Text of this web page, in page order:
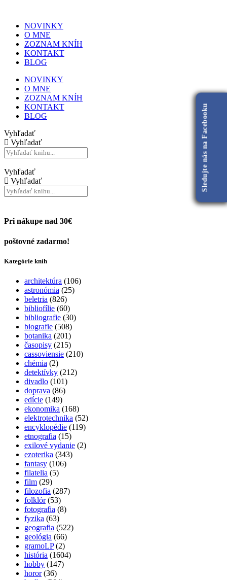
NOVINKY
O MNE
ZOZNAM KNÍH
KONTAKT
BLOG
NOVINKY
O MNE
ZOZNAM KNÍH
KONTAKT
BLOG
Vyhľadať
Vyhľadať
Vyhľadať
Vyhľadať
Pri nákupe nad 30€
poštovné zadarmo!
Kategórie kníh
architektúra (106)
astronómia (25)
beletria (826)
bibliofílie (60)
bibliografie (30)
biografie (508)
botanika (201)
časopisy (215)
cassoviensie (210)
chémia (2)
detektívky (212)
divadlo (101)
doprava (86)
edície (149)
ekonomika (168)
elektrotechnika (52)
encyklopédie (119)
etnografia (15)
exilové vydanie (2)
ezoterika (343)
fantasy (106)
filatelia (5)
film (29)
filozofia (287)
folklór (53)
fotografia (8)
fyzika (63)
geografia (522)
geológia (66)
gramoLP (2)
história (1604)
hobby (147)
horor (36)
Sledujte nás na Facebooku